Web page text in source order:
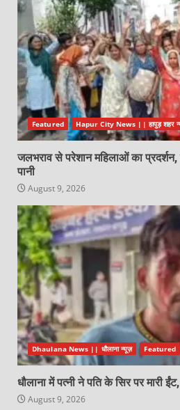
Featured Hapur City News || हापुड़ शहर
जलभराव से परेशान महिलाओं का
पानी
August 9, 2026
Dhaulana News || धौलाना न्यूज़ Featured
धौलाना में पत्नी ने पति के सिर पर मारी
August 9, 2026